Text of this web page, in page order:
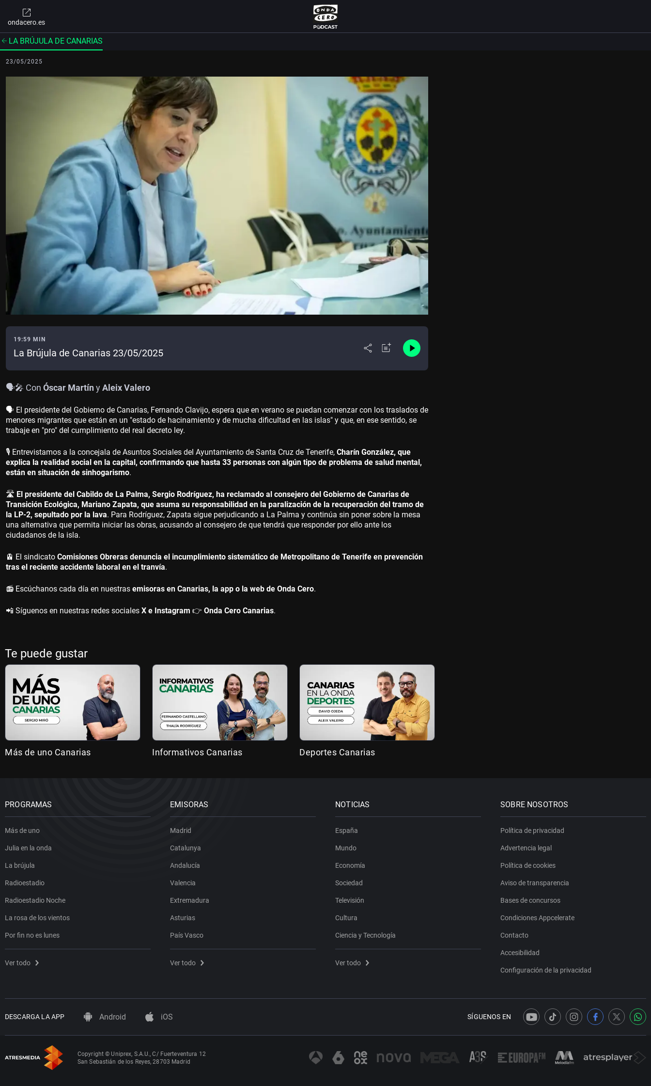
ondacero.es
LA BRÚJULA DE CANARIAS
23/05/2025
19:59 MIN
La Brújula de Canarias 23/05/2025
🗣️🎤 Con Óscar MartínyAleix Valero
🗣️ El presidente del Gobierno de Canarias, Fernando Clavijo, espera que en verano se puedan comenzar con los traslados de
menores migrantes que están en un "estado de hacinamiento y de mucha dificultad en las islas" y que, en ese sentido, se
trabaje en "pro" del cumplimiento del real decreto ley.
🎙️ Entrevistamos a la concejala de Asuntos Sociales del Ayuntamiento de Santa Cruz de Tenerife, Charín González, que
explica la realidad social en la capital, confirmando que hasta 33 personas con algún tipo de problema de salud mental,
están en situación de sinhogarismo.
🛣️ El presidente del Cabildo de La Palma, Sergio Rodríguez, ha reclamado al consejero del Gobierno de Canarias de
Transición Ecológica, Mariano Zapata, que asuma su responsabilidad en la paralización de la recuperación del tramo de
la LP-2, sepultado por la lava. Para Rodríguez, Zapata sigue perjudicando a La Palma y continúa sin poner sobre la mesa
una alternativa que permita iniciar las obras, acusando al consejero de que tendrá que responder por ello ante los
ciudadanos de la isla.
🚊 El sindicato Comisiones Obreras denuncia el incumplimiento sistemático de Metropolitano de Tenerife en prevención
tras el reciente accidente laboral en el tranvía.
📻 Escúchanos cada día en nuestras emisoras en Canarias, la app o la web de Onda Cero.
📲 Síguenos en nuestras redes sociales X e Instagram 👉 Onda Cero Canarias.
Te puede gustar
Más de uno Canarias Informativos Canarias Deportes Canarias
PROGRAMAS
Más de uno
Julia en la onda
La brújula
Radioestadio
Radioestadio Noche
La rosa de los vientos
Por fin no es lunes
Ver todo
EMISORAS
Madrid
Catalunya
Andalucía
Valencia
Extremadura
Asturias
País Vasco
Ver todo
NOTICIAS
España
Mundo
Economía
Sociedad
Televisión
Cultura
Ciencia y Tecnología
Ver todo
SOBRE NOSOTROS
Política de privacidad
Advertencia legal
Política de cookies
Aviso de transparencia
Bases de concursos
Condiciones Appcelerate
Contacto
Accesibilidad
Configuración de la privacidad
DESCARGA LA APP Android iOS SÍGUENOS EN
Copyright © Uniprex, S.A.U., C/ Fuerteventura 12
San Sebastián de los Reyes, 28703 Madrid